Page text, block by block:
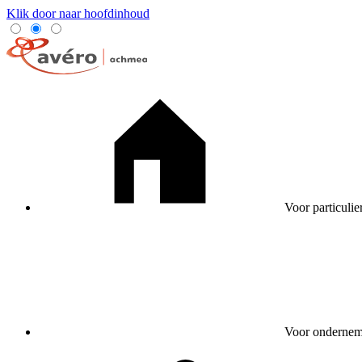
Klik door naar hoofdinhoud
Voor
Voor